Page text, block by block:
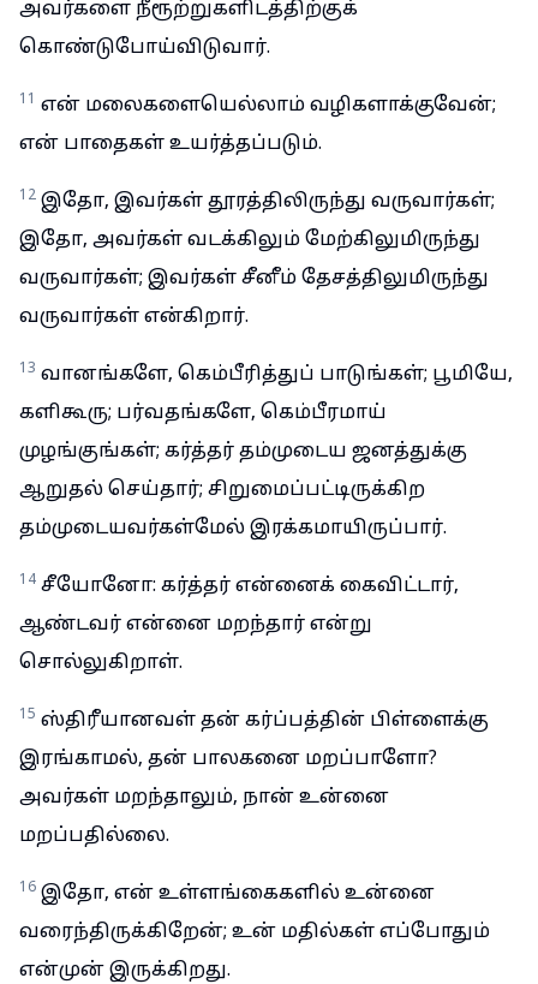
அவர்களை நீரூற்றுகளிடத்திற்குக்
கொண்டுபோய்விடுவார்.
11 என் மலைகளையெல்லாம் வழிகளாக்குவேன்;
என் பாதைகள் உயர்த்தப்படும்.
12 இதோ, இவர்கள் தூரத்திலிருந்து வருவார்கள்;
இதோ, அவர்கள் வடக்கிலும் மேற்கிலுமிருந்து
வருவார்கள்; இவர்கள் சீனீம் தேசத்திலுமிருந்து
வருவார்கள் என்கிறார்.
13 வானங்களே, கெம்பீரித்துப் பாடுங்கள்; பூமியே,
களிகூரு; பர்வதங்களே, கெம்பீரமாய்
முழங்குங்கள்; கர்த்தர் தம்முடைய ஜனத்துக்கு
ஆறுதல் செய்தார்; சிறுமைப்பட்டிருக்கிற
தம்முடையவர்கள்மேல் இரக்கமாயிருப்பார்.
14 சீயோனோ: கர்த்தர் என்னைக் கைவிட்டார்,
ஆண்டவர் என்னை மறந்தார் என்று
சொல்லுகிறாள்.
15 ஸ்திரீயானவள் தன் கர்ப்பத்தின் பிள்ளைக்கு
இரங்காமல், தன் பாலகனை மறப்பாளோ?
அவர்கள் மறந்தாலும், நான் உன்னை
மறப்பதில்லை.
16 இதோ, என் உள்ளங்கைகளில் உன்னை
வரைந்திருக்கிறேன்; உன் மதில்கள் எப்போதும்
என்முன் இருக்கிறது.